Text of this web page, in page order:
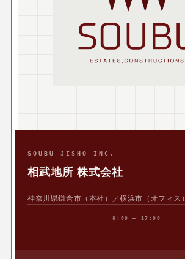
SOUBU JISHO INC.
相武地所 株式会社
神奈川県鎌倉市（本社）／横浜市（オフィス）
8:00 — 17:00